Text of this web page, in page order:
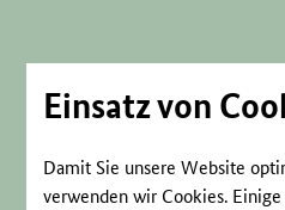
Einsatz von
Damit Sie unsere Website
verwenden wir Cookies.